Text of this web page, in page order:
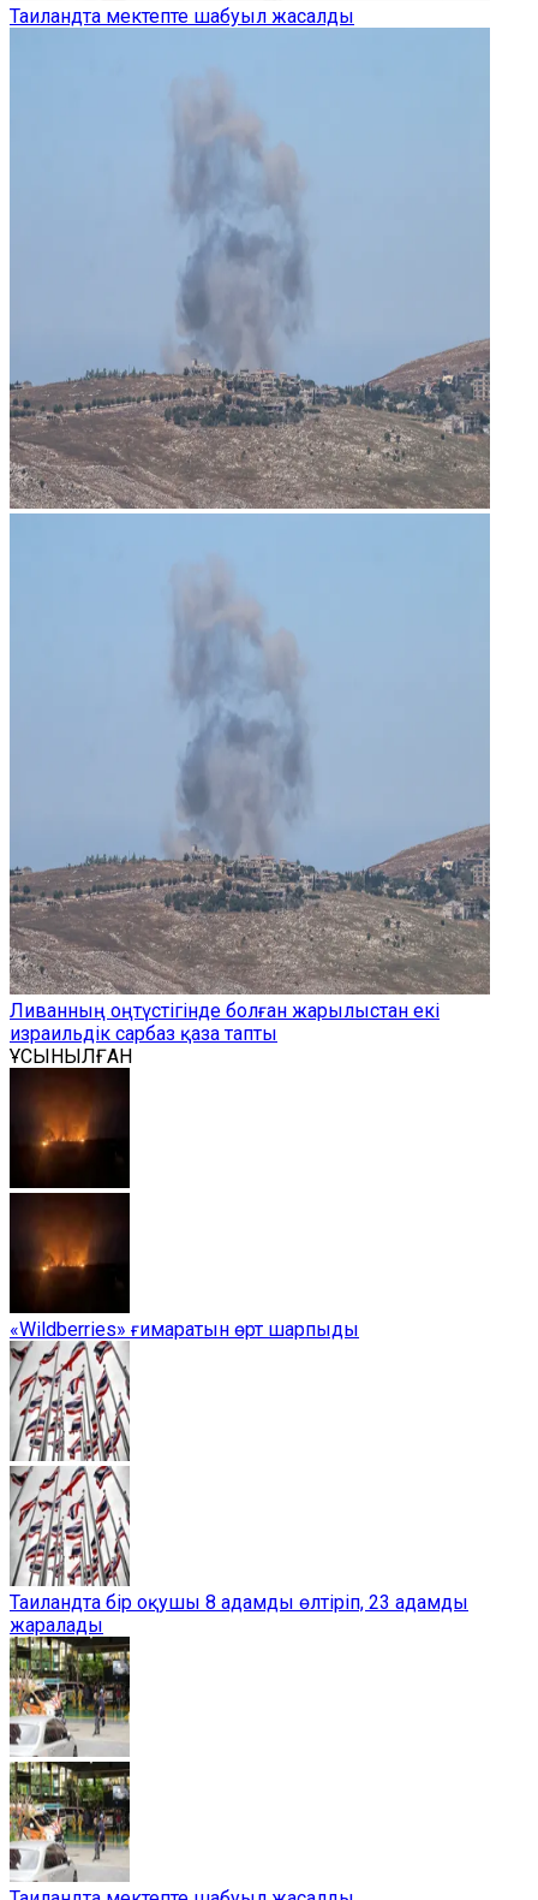
Таиландта мектепте шабуыл жасалды
Ливанның оңтүстігінде болған жарылыстан екі
израильдік сарбаз қаза тапты
ҰСЫНЫЛҒАН
«Wildberries» ғимаратын өрт шарпыды
Таиландта бір оқушы 8 адамды өлтіріп, 23 адамды
жаралады